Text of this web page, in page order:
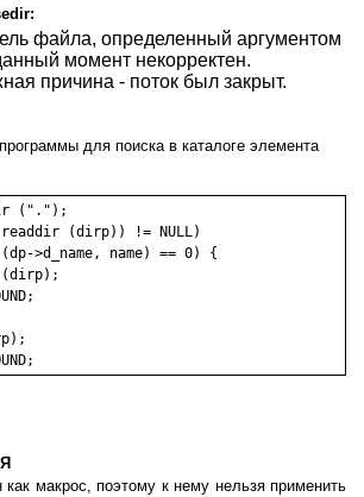
файла, определенный аргументом
момент некорректен.
причина - поток был закрыт.
для поиска в каталоге элемента
(".");
(dirp)) != NULL)
>d_name, name) == 0) {
как макрос, поэтому к нему нельзя применить